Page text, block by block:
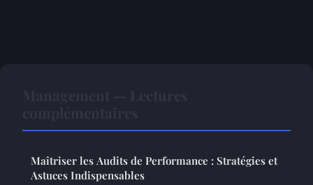
Maîtriser les Audits de Performance : Stratégies et
Astuces Indispensables